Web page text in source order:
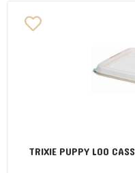
TRIXIE PUPPY LOO